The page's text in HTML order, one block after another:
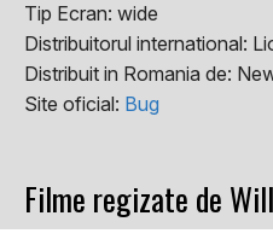
Tip Ecran: wide
Distribuitorul international:
Distribuit in Romania de:
Site oficial: Bug
Filme regizate de